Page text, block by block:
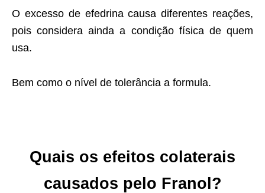
O excesso de efedrina causa diferentes reações,
pois considera ainda a condição física de quem
usa.
Bem como o nível de tolerância a formula.
Quais os efeitos colaterais
causados pelo Franol?